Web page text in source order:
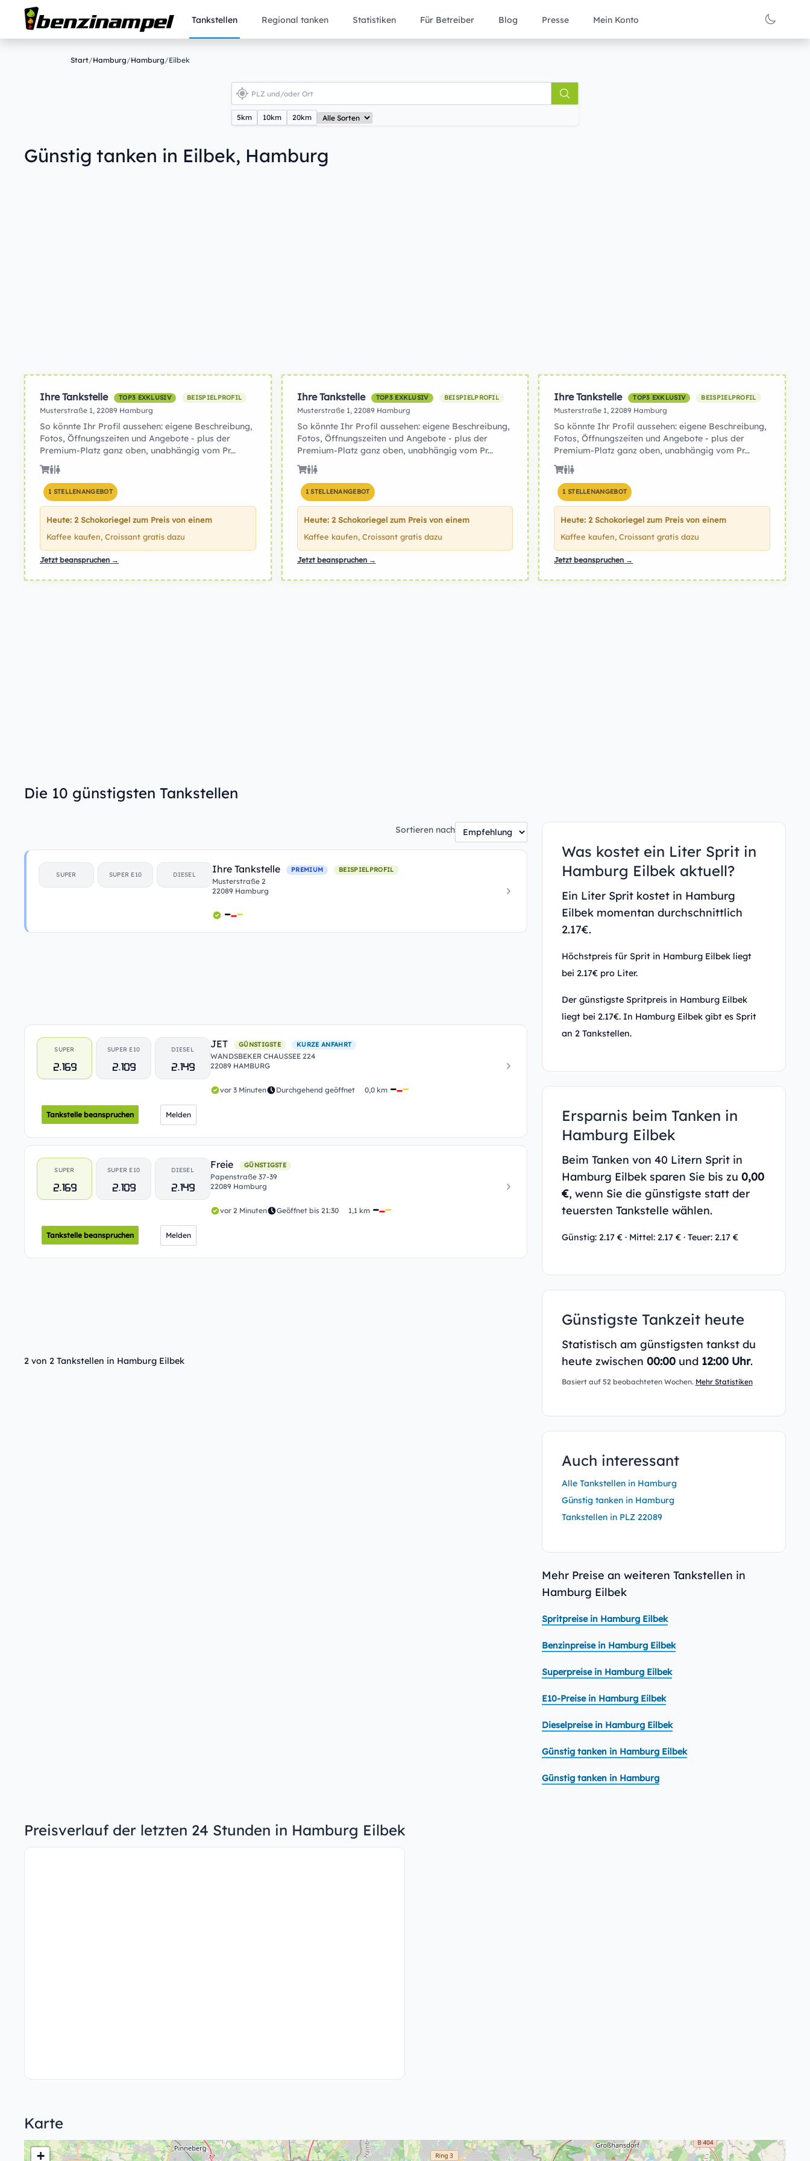
Tankstellen Regional tanken Statistiken Für Betreiber Blog Presse Mein Konto
Start/Hamburg/Hamburg/Eilbek
5km 10km 20km
Günstig tanken in Eilbek, Hamburg
Ihre Tankstelle TOP3 EXKLUSIV BEISPIELPROFIL
Musterstraße 1, 22089 Hamburg
So könnte Ihr Profil aussehen: eigene Beschreibung,
Fotos, Öffnungszeiten und Angebote - plus der
Premium-Platz ganz oben, unabhängig vom Pr...
1 STELLENANGEBOT
Heute: 2 Schokoriegel zum Preis von einem
Kaffee kaufen, Croissant gratis dazu
Jetzt beanspruchen →
Ihre Tankstelle TOP3 EXKLUSIV BEISPIELPROFIL
Musterstraße 1, 22089 Hamburg
So könnte Ihr Profil aussehen: eigene Beschreibung,
Fotos, Öffnungszeiten und Angebote - plus der
Premium-Platz ganz oben, unabhängig vom Pr...
1 STELLENANGEBOT
Heute: 2 Schokoriegel zum Preis von einem
Kaffee kaufen, Croissant gratis dazu
Jetzt beanspruchen →
Ihre Tankstelle TOP3 EXKLUSIV BEISPIELPROFIL
Musterstraße 1, 22089 Hamburg
So könnte Ihr Profil aussehen: eigene Beschreibung,
Fotos, Öffnungszeiten und Angebote - plus der
Premium-Platz ganz oben, unabhängig vom Pr...
1 STELLENANGEBOT
Heute: 2 Schokoriegel zum Preis von einem
Kaffee kaufen, Croissant gratis dazu
Jetzt beanspruchen →
Die 10 günstigsten Tankstellen
Sortieren nach
SUPER SUPER E10 DIESEL Ihre Tankstelle PREMIUM BEISPIELPROFIL
Musterstraße 2
22089 Hamburg
SUPER
2.169
SUPER E10
2.109
DIESEL
2.149
JET GÜNSTIGSTE KURZE ANFAHRT
WANDSBEKER CHAUSSEE 224
22089 HAMBURG
vor 3 Minuten Durchgehend geöffnet 0,0 km
Tankstelle beanspruchen Melden
SUPER
2.169
SUPER E10
2.109
DIESEL
2.149
Freie GÜNSTIGSTE
Papenstraße 37-39
22089 Hamburg
vor 2 Minuten Geöffnet bis 21:30 1,1 km
Tankstelle beanspruchen Melden
2 von 2 Tankstellen in Hamburg Eilbek
Was kostet ein Liter Sprit in
Hamburg Eilbek aktuell?
Ein Liter Sprit kostet in Hamburg
Eilbek momentan durchschnittlich
2.17€.
Höchstpreis für Sprit in Hamburg Eilbek liegt
bei 2.17€ pro Liter.
Der günstigste Spritpreis in Hamburg Eilbek
liegt bei 2.17€. In Hamburg Eilbek gibt es Sprit
an 2 Tankstellen.
Ersparnis beim Tanken in
Hamburg Eilbek
Beim Tanken von 40 Litern Sprit in
Hamburg Eilbek sparen Sie bis zu 0,00
€, wenn Sie die günstigste statt der
teuersten Tankstelle wählen.
Günstig: 2.17 € · Mittel: 2.17 € · Teuer: 2.17 €
Günstigste Tankzeit heute
Statistisch am günstigsten tankst du
heute zwischen 00:00und 12:00 Uhr.
Basiert auf 52 beobachteten Wochen. Mehr Statistiken
Auch interessant
Alle Tankstellen in Hamburg
Günstig tanken in Hamburg
Tankstellen in PLZ 22089
Mehr Preise an weiteren Tankstellen in
Hamburg Eilbek
Spritpreise in Hamburg Eilbek
Benzinpreise in Hamburg Eilbek
Superpreise in Hamburg Eilbek
E10-Preise in Hamburg Eilbek
Dieselpreise in Hamburg Eilbek
Günstig tanken in Hamburg Eilbek
Günstig tanken in Hamburg
Preisverlauf der letzten 24 Stunden in Hamburg Eilbek
Karte
+